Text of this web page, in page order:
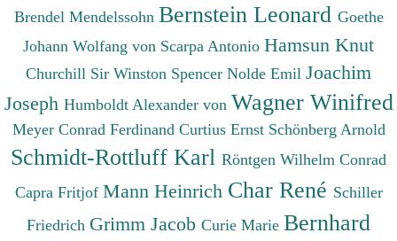
Brendel Mendelssohn Bernstein Leonard Goethe
Johann Wolfang von Scarpa Antonio Hamsun Knut
Churchill Sir Winston Spencer Nolde Emil Joachim
Joseph Humboldt Alexander von Wagner Winifred
Meyer Conrad Ferdinand Curtius Ernst Schönberg Arnold
Schmidt-Rottluff Karl Röntgen Wilhelm Conrad
Capra Fritjof Mann Heinrich Char René Schiller
Friedrich Grimm Jacob Curie Marie Bernhard